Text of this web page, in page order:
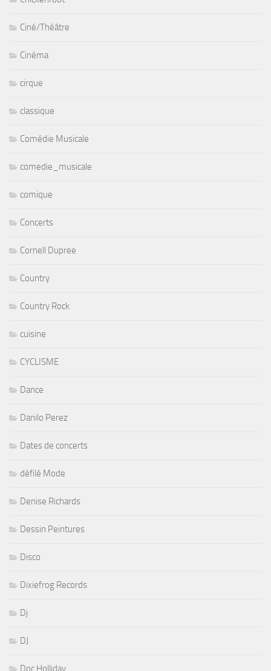
Ciné/Théâtre
Cinéma
cirque
classique
Comédie Musicale
comedie_musicale
comique
Concerts
Cornell Dupree
Country
Country Rock
cuisine
CYCLISME
Dance
Danilo Perez
Dates de concerts
défilé Mode
Denise Richards
Dessin Peintures
Disco
Dixiefrog Records
Dj
DJ
Doc Holliday